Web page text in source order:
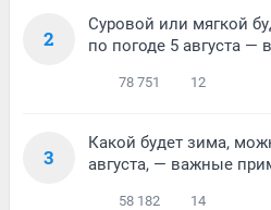
2
Суровой или мягкой
по погоде 5 августа
78 751 12
3
Какой будет зима,
августа, — важные
58 182 14